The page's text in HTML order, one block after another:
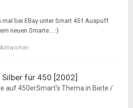
bei EBay unter Smart 451 Auspuff
neuen Smarte... :)
für 450 [2002]
auf450erSmart's Thema in Biete /